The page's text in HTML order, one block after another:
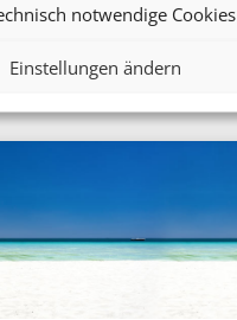
notwendige Cookies
Einstellungen ändern